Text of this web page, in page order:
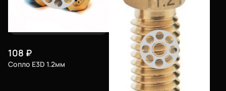
108 ₽
Сопло E3D 1.2мм